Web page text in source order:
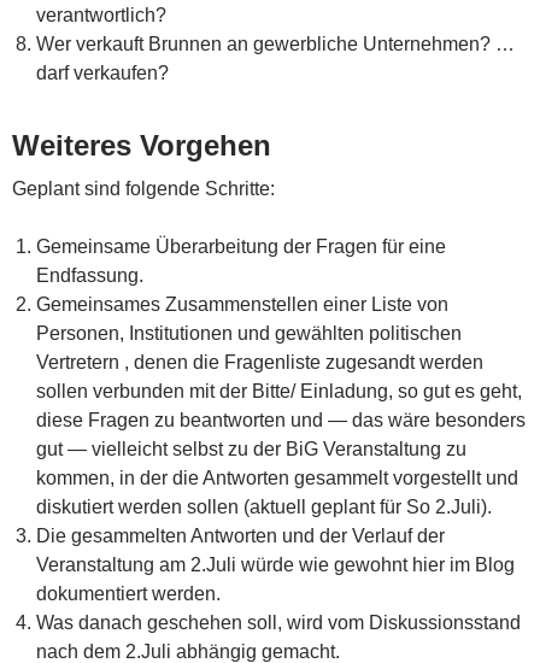
verantwortlich?
Wer verkauft Brunnen an gewerbliche Unternehmen? …
darf verkaufen?
Weiteres Vorgehen
Geplant sind folgende Schritte:
Gemeinsame Überarbeitung der Fragen für eine
Endfassung.
Gemeinsames Zusammenstellen einer Liste von
Personen, Institutionen und gewählten politischen
Vertretern , denen die Fragenliste zugesandt werden
sollen verbunden mit der Bitte/ Einladung, so gut es geht,
diese Fragen zu beantworten und — das wäre besonders
gut — vielleicht selbst zu der BiG Veranstaltung zu
kommen, in der die Antworten gesammelt vorgestellt und
diskutiert werden sollen (aktuell geplant für So 2.Juli).
Die gesammelten Antworten und der Verlauf der
Veranstaltung am 2.Juli würde wie gewohnt hier im Blog
dokumentiert werden.
Was danach geschehen soll, wird vom Diskussionsstand
nach dem 2.Juli abhängig gemacht.